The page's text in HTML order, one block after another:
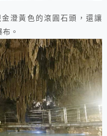
澄黃色的滾圓石頭，還讓
。